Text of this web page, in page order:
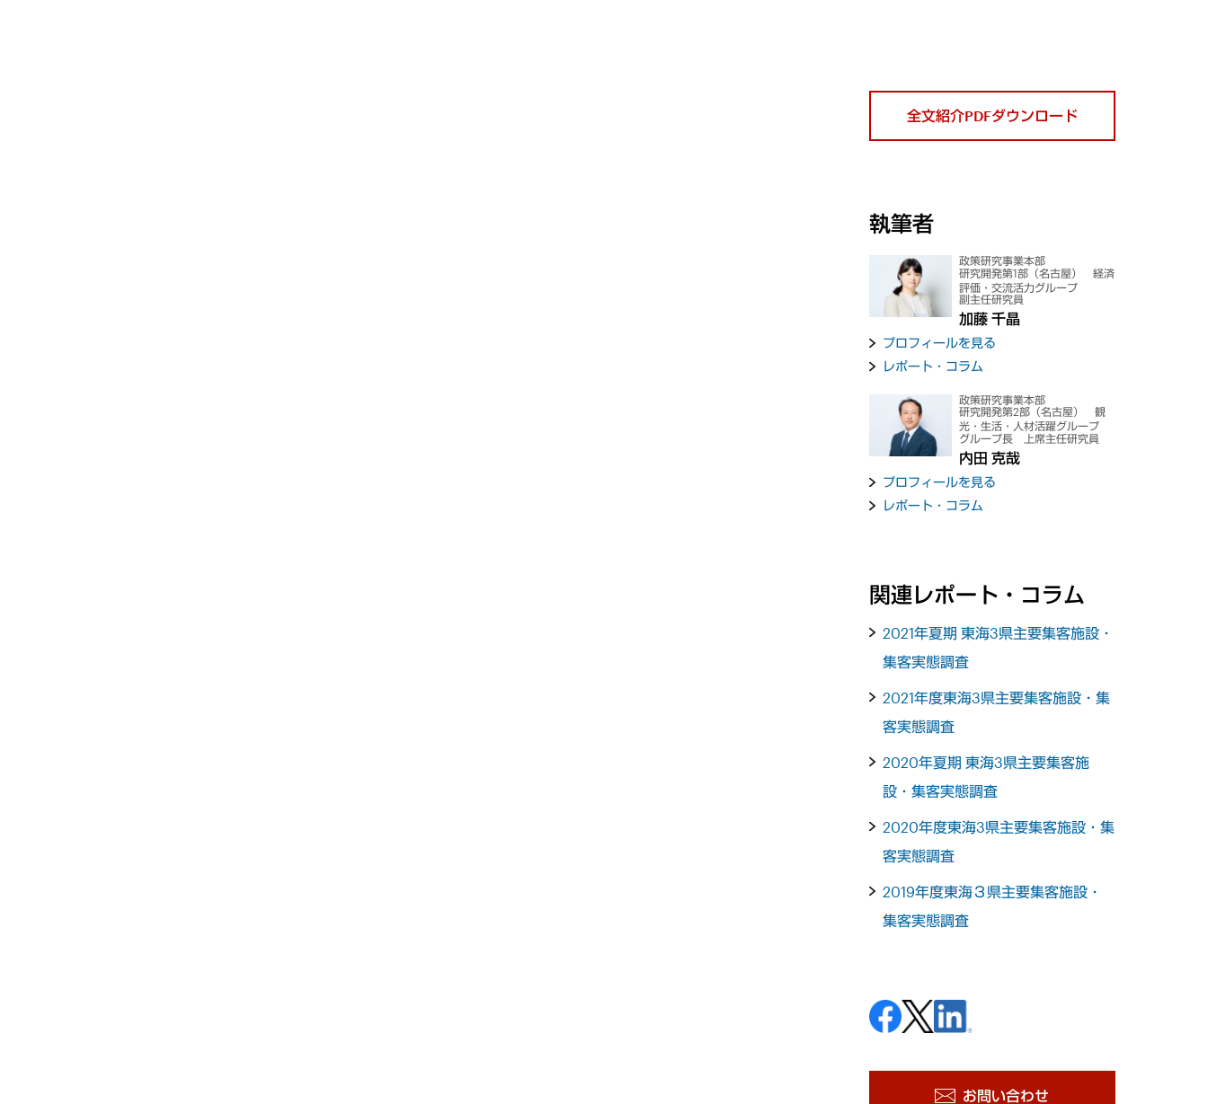
全文紹介PDFダウンロード
執筆者
政策研究事業本部
研究開発第1部（名古屋） 経済
評価・交流活力グループ
副主任研究員
加藤 千晶
プロフィールを見る
レポート・コラム
政策研究事業本部
研究開発第2部（名古屋） 観
光・生活・人材活躍グループ
グループ長 上席主任研究員
内田 克哉
プロフィールを見る
レポート・コラム
関連レポート・コラム
2021年夏期 東海3県主要集客施設・
集客実態調査
2021年度東海3県主要集客施設・集
客実態調査
2020年夏期 東海3県主要集客施
設・集客実態調査
2020年度東海3県主要集客施設・集
客実態調査
2019年度東海３県主要集客施設・
集客実態調査
お問い合わせ